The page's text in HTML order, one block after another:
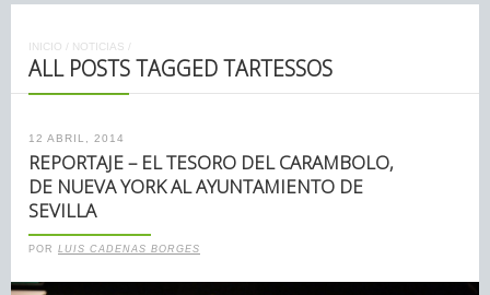
INICIO / NOTICIAS /
ALL POSTS TAGGED TARTESSOS
12 ABRIL, 2014
REPORTAJE – EL TESORO DEL CARAMBOLO,
DE NUEVA YORK AL AYUNTAMIENTO DE
SEVILLA
POR LUIS CADENAS BORGES